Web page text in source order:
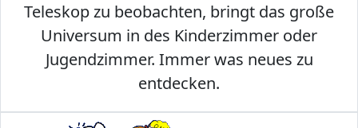
Teleskop zu beobachten, bringt das große
Universum in des Kinderzimmer oder
Jugendzimmer. Immer was neues zu
entdecken.